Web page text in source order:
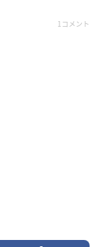
1コメント